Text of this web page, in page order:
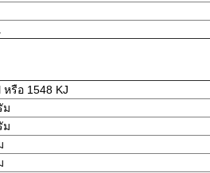
หรือ 1548 KJ
ม
ม